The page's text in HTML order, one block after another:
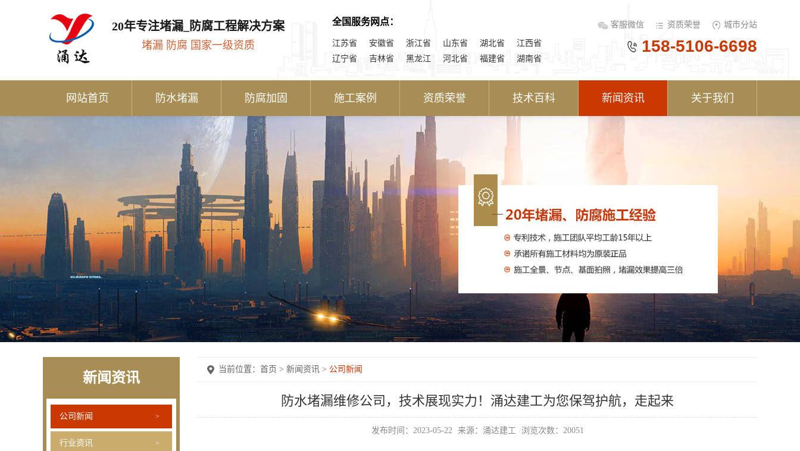
20年专注堵漏_防腐工程解决方案
堵漏 防腐 国家一级资质
全国服务网点：
江苏省 安徽省 浙江省 山东省 湖北省
江西省
辽宁省
吉林省 黑龙江 河北省 福建省 湖南省
客服微信 资质荣誉 城市分站
158-5106-6698
网站首页 防水堵漏 防腐加固 施工案例 资质荣誉 技术百科 新闻资讯 关于我们
新闻资讯
公司新闻
行业资讯
当前位置： 首页 > 新闻资讯 > 公司新闻
防水堵漏维修公司，技术展现实力！涌达建工为您保驾护航，走起来
发布时间：2023-05-22 来源：涌达建工 浏览次数：20051